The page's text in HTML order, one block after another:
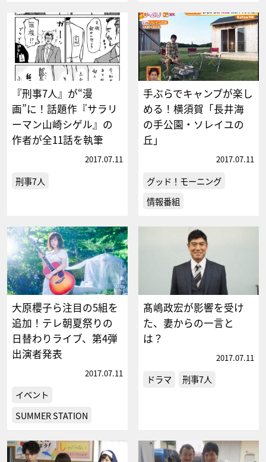
『刑事7人』が“漫
画”に！話題作『サラリ
ーマン山崎シゲル』の
作者が全11話を執筆
2017.07.11
刑事7人
手ぶらでキャンプが楽し
める！横須賀「長井海
の手公園・ソレイユの
丘」
2017.07.11
グッド！モーニング
情報番組
大原櫻子ら注目の5組を
追加！テレ朝夏祭りの
日替わりライブ、第4弾
出演者発表
2017.07.11
イベント
SUMMER STATION
髙嶋政宏が影響を受け
た、妻からの一言と
は？
2017.07.11
ドラマ 刑事7人